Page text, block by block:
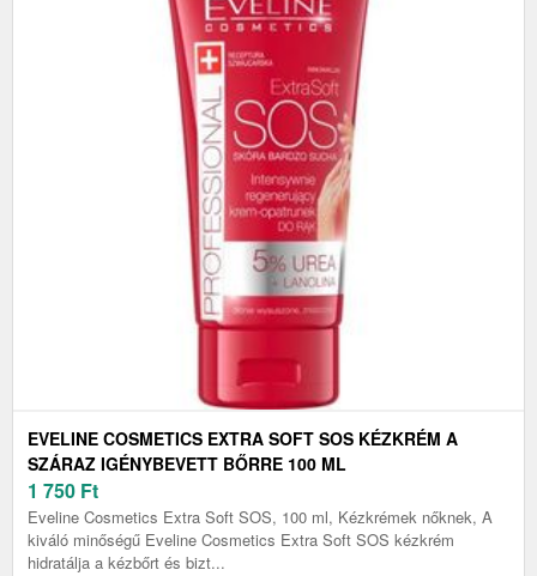
EVELINE COSMETICS EXTRA SOFT SOS KÉZKRÉM A
SZÁRAZ IGÉNYBEVETT BŐRRE 100 ML
1 750 Ft
Eveline Cosmetics Extra Soft SOS, 100 ml, Kézkrémek nőknek, A
kiváló minőségű Eveline Cosmetics Extra Soft SOS kézkrém
hidratálja a kézbőrt és bizt...